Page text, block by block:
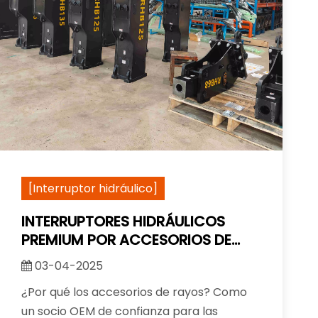
[Interruptor hidráulico]
INTERRUPTORES HIDRÁULICOS
PREMIUM POR ACCESORIOS DE
RAYOS
03-04-2025
¿Por qué los accesorios de rayos? Como
un socio OEM de confianza para las